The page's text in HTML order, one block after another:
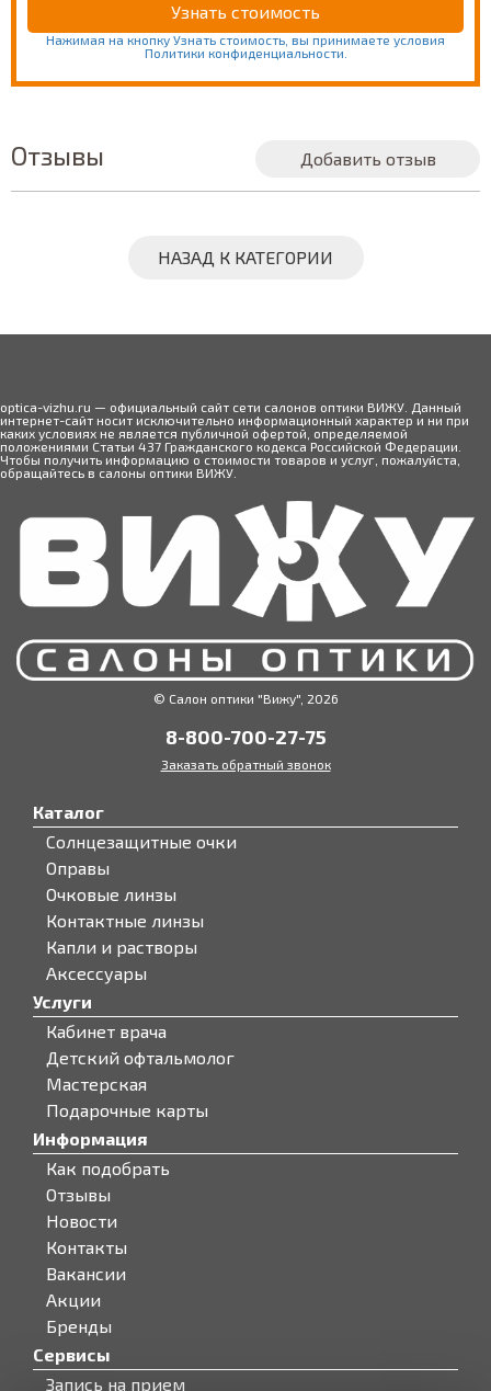
Нажимая на кнопку Узнать стоимость, вы принимаете условия
Политики конфиденциальности.
Отзывы Добавить отзыв
НАЗАД К КАТЕГОРИИ
optica-vizhu.ru — официальный сайт сети салонов оптики ВИЖУ. Данный
интернет-сайт носит исключительно информационный характер и ни при
каких условиях не является публичной офертой, определяемой
положениями Статьи 437 Гражданского кодекса Российской Федерации.
Чтобы получить информацию о стоимости товаров и услуг, пожалуйста,
обращайтесь в салоны оптики ВИЖУ.
© Салон оптики "Вижу", 2026
8-800-700-27-75
Заказать обратный звонок
Каталог
Солнцезащитные очки
Оправы
Очковые линзы
Контактные линзы
Капли и растворы
Аксессуары
Услуги
Кабинет врача
Детский офтальмолог
Мастерская
Подарочные карты
Информация
Как подобрать
Отзывы
Новости
Контакты
Вакансии
Акции
Бренды
Сервисы
Запись на прием